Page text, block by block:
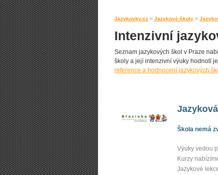
Jazykovky.cz > Jazykové školy >
Intenzivní
Seznam jazykových škol v Praze
školy a její intenzivní výuky hodnotí
reference a hodnocení jazykových
Škola nemá
Výuky vedou
Kurzy
Jazykové